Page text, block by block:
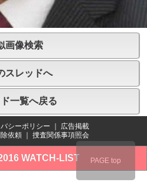
画像検索
スレッドへ
一覧へ戻る
シーポリシー ｜ 広告掲載
依頼 ｜ 捜査関係事項照会
WATCH-LIST PAGE top